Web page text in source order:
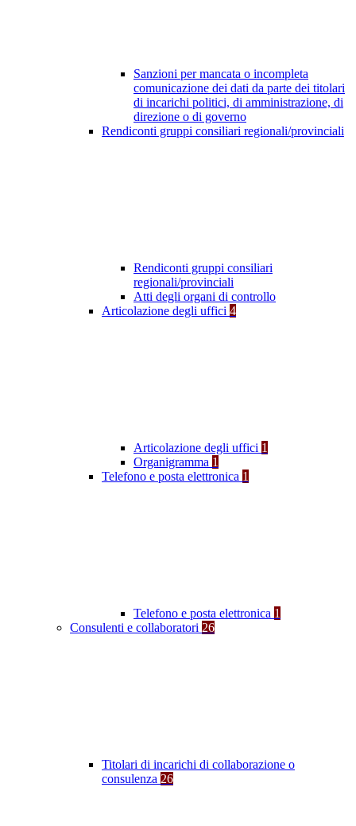
Sanzioni per mancata o incompleta
comunicazione dei dati da parte dei titolari
di incarichi politici, di amministrazione, di
direzione o di governo
Rendiconti gruppi consiliari regionali/provinciali
Rendiconti gruppi consiliari
regionali/provinciali
Atti degli organi di controllo
Articolazione degli uffici 4
Articolazione degli uffici 1
Organigramma 1
Telefono e posta elettronica 1
Telefono e posta elettronica 1
Consulenti e collaboratori 26
Titolari di incarichi di collaborazione o
consulenza 26